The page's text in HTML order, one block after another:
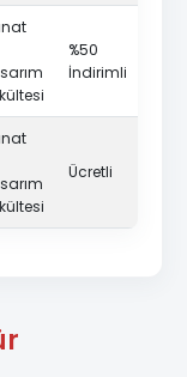
%50
İndirimli
Ücretli